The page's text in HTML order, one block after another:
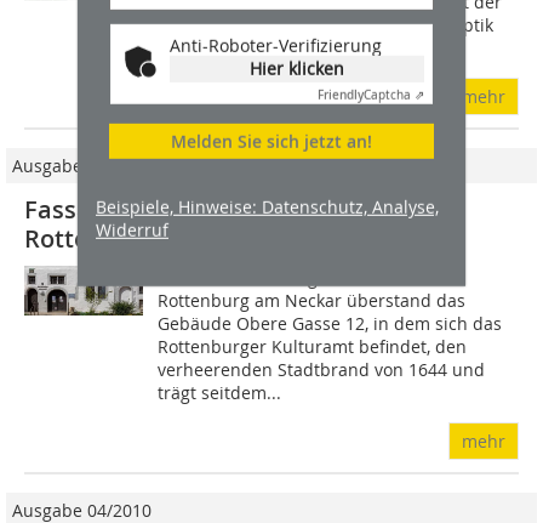
Anti-Roboter-Verifizierung
Hier klicken
FriendlyCaptcha ⇗
Melden Sie sich jetzt an!
Beispiele, Hinweise: Datenschutz, Analyse,
Widerruf
ländlichen Umgebung. Damit diese Optik
lange...
mehr
Ausgabe 04/2021
Fassadensanierung des Kulturamtes
Rottenburg mit Brillux-Farbe
Rottenburg am Neckar überstand das
Gebäude Obere Gasse 12, in dem sich das
Rottenburger Kulturamt befindet, den
verheerenden Stadtbrand von 1644 und
trägt seitdem...
mehr
Ausgabe 04/2010